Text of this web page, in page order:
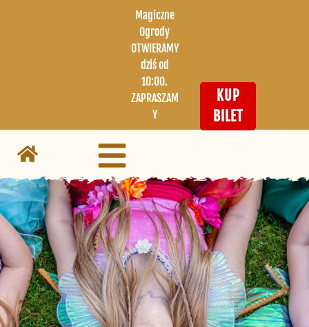
Magiczne
Ogrody
OTWIERAMY
dziś od
10:00.
ZAPRASZAM
Y
KUP
BILET